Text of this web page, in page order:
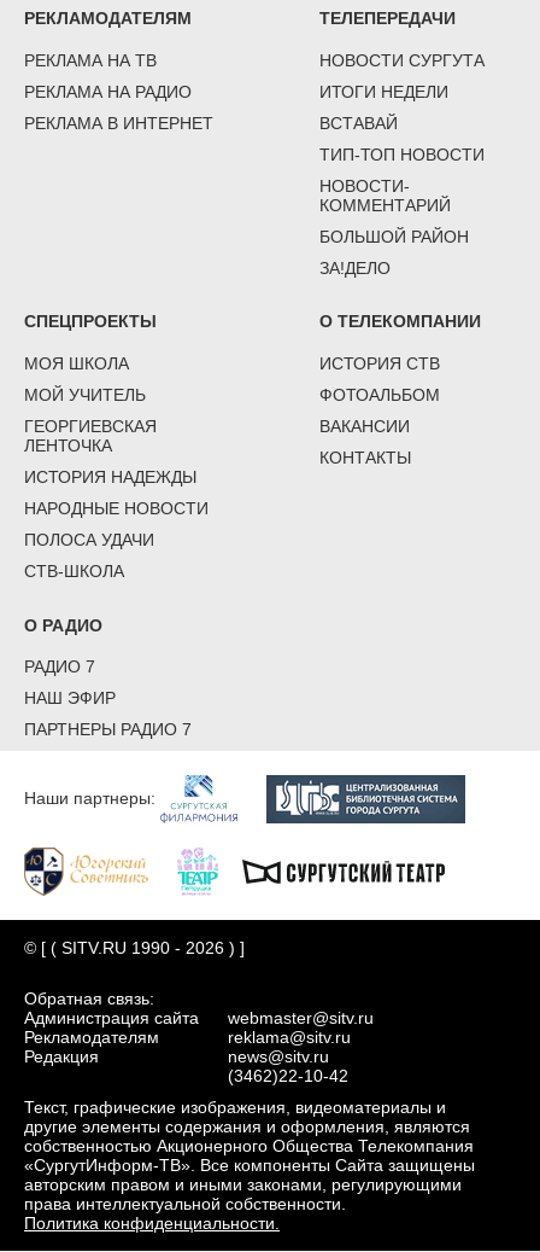
РЕКЛАМОДАТЕЛЯМ
РЕКЛАМА НА ТВ
РЕКЛАМА НА РАДИО
РЕКЛАМА В ИНТЕРНЕТ
ТЕЛЕПЕРЕДАЧИ
НОВОСТИ СУРГУТА
ИТОГИ НЕДЕЛИ
ВСТАВАЙ
ТИП-ТОП НОВОСТИ
НОВОСТИ-
КОММЕНТАРИЙ
БОЛЬШОЙ РАЙОН
ЗА!ДЕЛО
СПЕЦПРОЕКТЫ
МОЯ ШКОЛА
МОЙ УЧИТЕЛЬ
ГЕОРГИЕВСКАЯ
ЛЕНТОЧКА
ИСТОРИЯ НАДЕЖДЫ
НАРОДНЫЕ НОВОСТИ
ПОЛОСА УДАЧИ
СТВ-ШКОЛА
О ТЕЛЕКОМПАНИИ
ИСТОРИЯ СТВ
ФОТОАЛЬБОМ
ВАКАНСИИ
КОНТАКТЫ
О РАДИО
РАДИО 7
НАШ ЭФИР
ПАРТНЕРЫ РАДИО 7
Наши партнеры:
© [ ( SITV.RU 1990 - 2026 ) ]
Обратная связь:
Администрация сайта
Рекламодателям
Редакция
webmaster@sitv.ru
reklama@sitv.ru
news@sitv.ru
(3462)22-10-42
Текст, графические изображения, видеоматериалы и
другие элементы содержания и оформления, являются
собственностью Акционерного Общества Телекомпания
«СургутИнформ-ТВ». Все компоненты Сайта защищены
авторским правом и иными законами, регулирующими
права интеллектуальной собственности.
Политика конфиденциальности.